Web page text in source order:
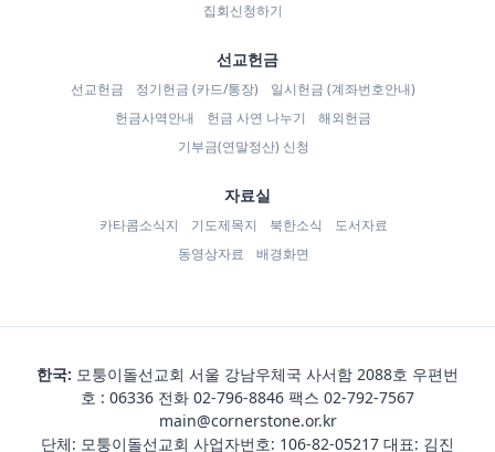
집회신청하기
선교헌금
선교헌금 정기헌금 (카드/통장)
일시헌금 (계좌번호안내)
헌금사역안내
헌금 사연 나누기
해외헌금
기부금(연말정산) 신청
자료실
카타콤소식지 기도제목지 북한소식
도서자료
동영상자료
배경화면
한국: 모퉁이돌선교회 서울 강남우체국 사서함 2088호 우편번
호 : 06336 전화 02-796-8846 팩스 02-792-7567
main@cornerstone.or.kr
단체: 모퉁이돌선교회 사업자번호: 106-82-05217 대표: 김진